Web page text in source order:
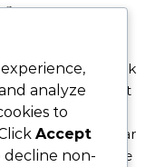
Med en djup kärlek
åt att utforska det
på den
fängslande artiklar
och lovande
analyze
to
Accept
decline non-